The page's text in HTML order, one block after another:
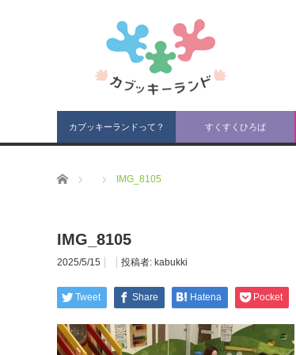
カブッキーランドって？ すくすくひろば
ホーム IMG_8105
IMG_8105
2025/5/15 投稿者: kabukki
Tweet Share Hatena Pocket